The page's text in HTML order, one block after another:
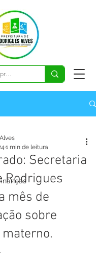
Secretaria
Rodrigues
mês de
sobre
1 min de leitura